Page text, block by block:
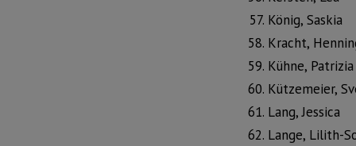
König, Saskia
Kracht,
Kühne, Patrizia
Kützemeier,
Lang, Jessica
Lange, Lilith-